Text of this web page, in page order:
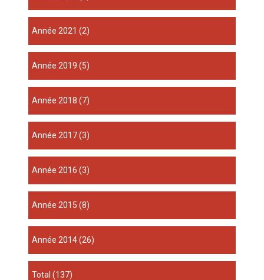
année 2021 (2)
année 2019 (5)
année 2018 (7)
année 2017(3)
année 2016 (3)
année 2015 (8)
année 2014(26)
total(137)